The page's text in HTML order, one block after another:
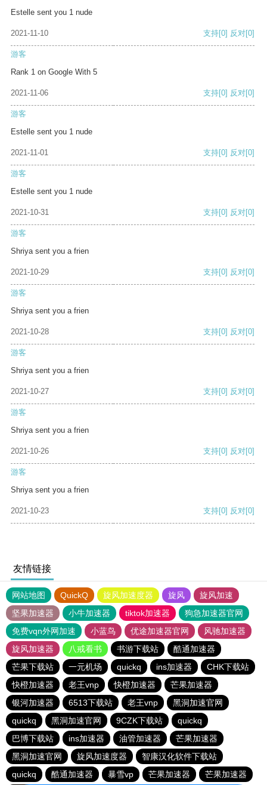
Estelle sent you 1 nude
2021-11-10 支持[0] 反对[0]
游客
Rank 1 on Google With 5
2021-11-06 支持[0] 反对[0]
游客
Estelle sent you 1 nude
2021-11-01 支持[0] 反对[0]
游客
Estelle sent you 1 nude
2021-10-31 支持[0] 反对[0]
游客
Shriya sent you a frien
2021-10-29 支持[0] 反对[0]
游客
Shriya sent you a frien
2021-10-28 支持[0] 反对[0]
游客
Shriya sent you a frien
2021-10-27 支持[0] 反对[0]
游客
Shriya sent you a frien
2021-10-26 支持[0] 反对[0]
游客
Shriya sent you a frien
2021-10-23 支持[0] 反对[0]
友情链接
网站地图 QuickQ 旋风加速度器 旋风
旋风加速
坚果加速器
小牛加速器 tiktok加速器
狗急加速器官网
免费vqn外网加速
小蓝鸟 优途加速器官网
风驰加速器
旋风加速器
八戒看书 书游下载站
酷通加速器
芒果下载站
一元机场 quickq ins加速器
CHK下载站
快橙加速器
老王vnp 快橙加速器
芒果加速器
银河加速器
6513下载站 老王vnp
黑洞加速官网
quickq
黑洞加速官网 9CZK下载站
quickq
巴博下载站
ins加速器 油管加速器
芒果加速器
黑洞加速官网
旋风加速度器
智康汉化软件下载站
quickq
酷通加速器 暴雪vp 芒果加速器 芒果加速器